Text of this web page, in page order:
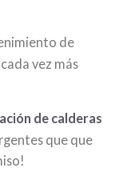
de
vez más
de calderas
que que